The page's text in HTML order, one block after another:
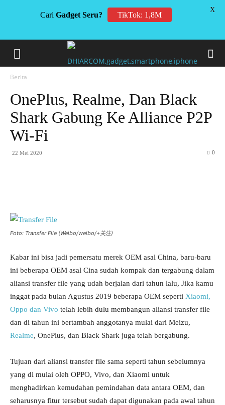
Berita
OnePlus, Realme, Dan Black
Shark Gabung Ke Alliance P2P
Wi-Fi
22 Mei 2020 0
Foto: Transfer File (Weibo/weibo/+关注)
Kabar ini bisa jadi pemersatu merek OEM asal China, baru-baru
ini beberapa OEM asal Cina sudah kompak dan tergabung dalam
aliansi transfer file yang udah berjalan dari tahun lalu, Jika kamu
inggat pada bulan Agustus 2019 beberapa OEM seperti Xiaomi,
Oppo dan Vivo telah lebih dulu membangun aliansi transfer file
dan di tahun ini bertambah anggotanya mulai dari Meizu,
Realme, OnePlus, dan Black Shark juga telah bergabung.
Tujuan dari aliansi transfer file sama seperti tahun sebelumnya
yang di mulai oleh OPPO, Vivo, dan Xiaomi untuk
menghadirkan kemudahan pemindahan data antara OEM, dan
seharusnya fitur tersebut sudah dapat digunakan pada awal tahun
Cari Gadget Seru? TikTok: 1,8M
X